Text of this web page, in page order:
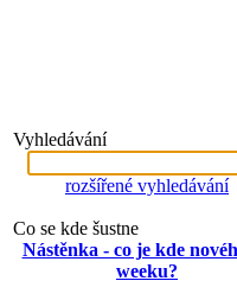
Vyhledávání
rozšířené vyhledávání
Co se kde šustne
Nástěnka - co je kde
weeku?